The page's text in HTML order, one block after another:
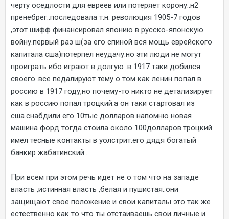
черту оседлости для евреев или потеряет корону..н2
пренебрег..последовала т.н. революция 1905-7 годов
,этот шифф финансировал японию в русско-японскую
войну.первый раз ш(за его спиной вся мощь еврейского
капитала сша)потерпел неудачу.но эти люди не могут
проиграть ибо играют в долгую .в 1917 таки добился
своего..все педалируют тему о том как ленин попал в
россию в 1917 году,но почему-то никто не детализирует
как в россию попал троцкий.а он таки стартовал из
сша.снабдили его 10тыс долларов напомню новая
машина форд тогда стоила около 100долларов.троцкий
имел тесные контакты в уолстрит.его дядя богатый
банкир жабатинский..
При всем при этом речь идет не о том что на западе
власть ,истинная власть ,белая и пушистая..они
защищают свое положение и свои капиталы это так же
естественно как то что ты отстаиваешь свои личные и